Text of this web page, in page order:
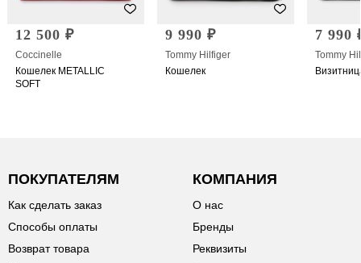
12 500 ₽
Coccinelle
Кошелек METALLIC
SOFT
9 990 ₽
Tommy Hilfiger
Кошелек
7 990
Tommy
ПОКУПАТЕЛЯМ
Как сделать заказ
Способы оплаты
Возврат товара
КОМПАНИЯ
О нас
Бренды
Реквизиты